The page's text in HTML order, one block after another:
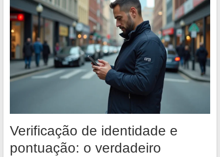
Verificação de identidade e
pontuação: o verdadeiro